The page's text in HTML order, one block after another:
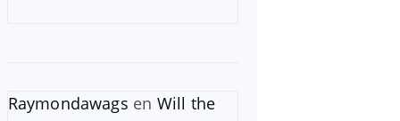
Raymondawags en Will the